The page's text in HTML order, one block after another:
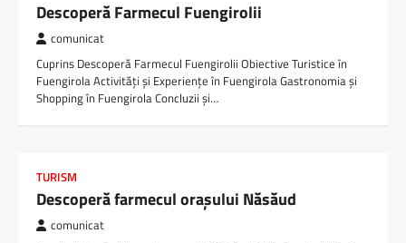
Descoperă Farmecul Fuengirolii
comunicat
Cuprins Descoperă Farmecul Fuengirolii Obiective Turistice în
Fuengirola Activități și Experiențe în Fuengirola Gastronomia și
Shopping în Fuengirola Concluzii și…
TURISM
Descoperă farmecul orașului Năsăud
comunicat